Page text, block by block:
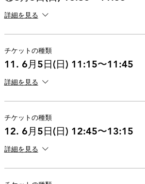
詳細を見る
チケットの種類
11. 6月5日(日) 11:15〜11:45
詳細を見る
チケットの種類
12. 6月5日(日) 12:45〜13:15
詳細を見る